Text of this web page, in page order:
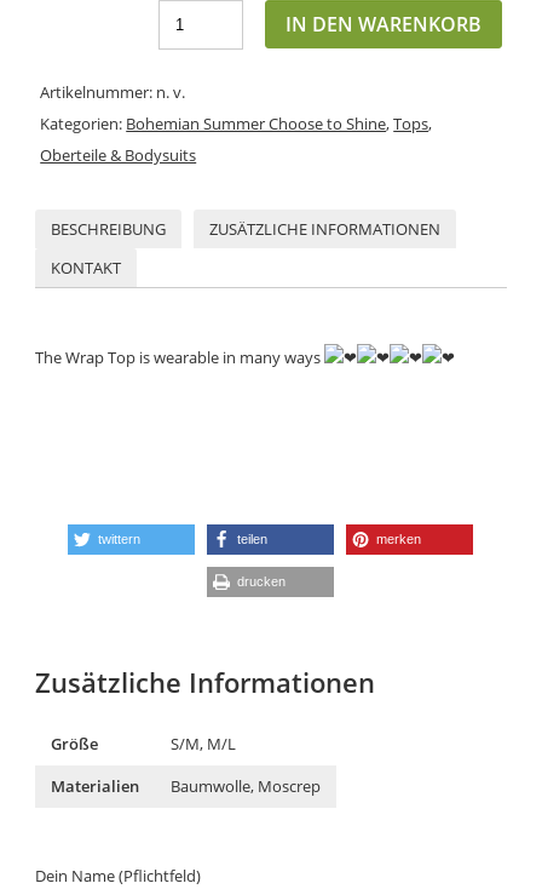
IN DEN WARENKORB
Artikelnummer: n. v.
Kategorien: Bohemian Summer Choose to Shine,Tops,
Oberteile & Bodysuits
BESCHREIBUNG
ZUSÄTZLICHE INFORMATIONEN
KONTAKT
The Wrap Top is wearable in many ways
twittern teilen merken
drucken
Zusätzliche Informationen
Größe
S/M, M/L
Materialien
Baumwolle, Moscrep
Dein Name (Pflichtfeld)